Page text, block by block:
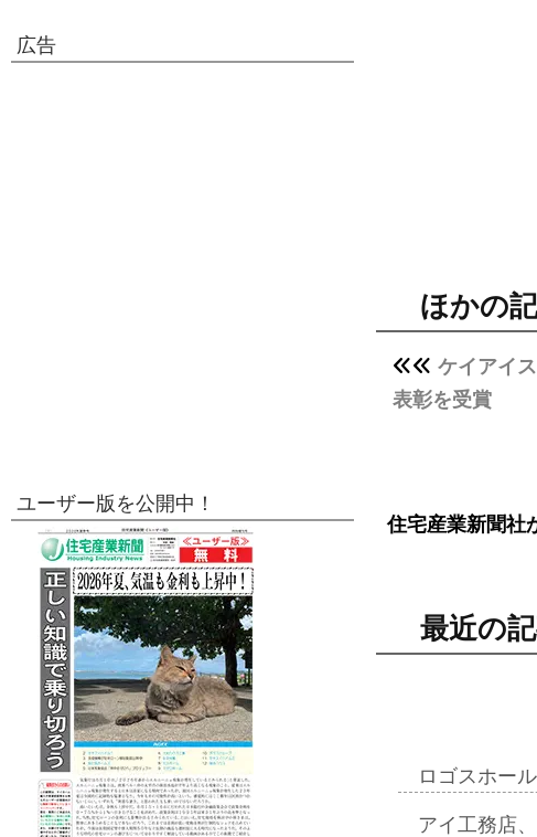
ほかの
ケイアイ
表彰を受賞
住宅産業新聞社
最近の
ロゴスホー
アイ工務店
広告
ユーザー版を公開中！